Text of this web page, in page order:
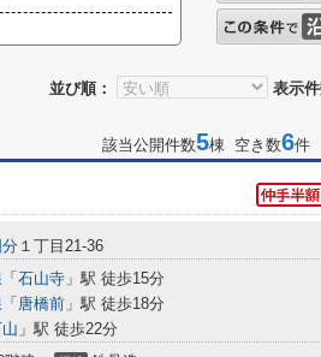
並び順： 表示件
該当公開件数5棟 空き数6件
分 １丁目21-36
「 石山寺 」駅 徒歩15分
「 唐橋前 」駅 徒歩18分
」駅 徒歩22分